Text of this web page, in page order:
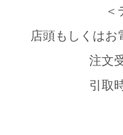
＜
店頭もしくはお
注文
引取